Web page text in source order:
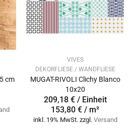
cm
VIVES
DEKORFLIESE / WANDFLIESE
MUGAT-RIVOLI Clichy Blanco
10x20
209,18 € / Einheit
153,80 € / m²
inkl. 19% MwSt. zzgl. Versand